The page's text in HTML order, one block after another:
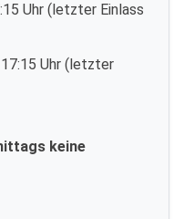
Uhr (letzter Einlass
Uhr (letzter
keine